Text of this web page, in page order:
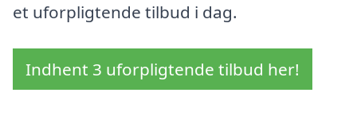
et uforpligtende tilbud i dag.
Indhent 3 uforpligtende tilbud her!